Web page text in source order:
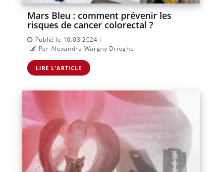
Mars Bleu : comment prévenir les
risques de cancer colorectal ?
Publié le 10.03.2024 |
Par Alexandra Wargny Drieghe
LIRE L'ARTICLE